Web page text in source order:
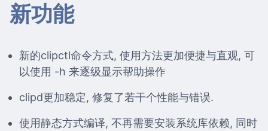
新功能
新的clipctl命令方式, 使用方法更加便捷与直观, 可
以使用 -h 来逐级显示帮助操作
clipd更加稳定, 修复了若干个性能与错误.
使用静态方式编译, 不再需要安装系统库依赖, 同时